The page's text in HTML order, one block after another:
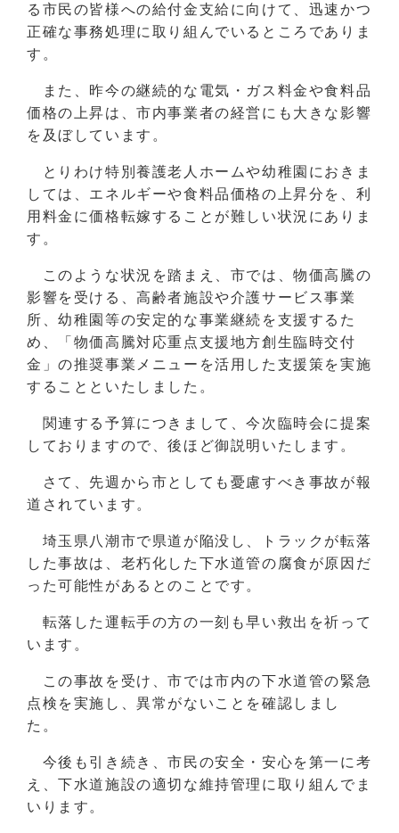
る市民の皆様への給付金支給に向けて、迅速かつ
正確な事務処理に取り組んでいるところでありま
す。
また、昨今の継続的な電気・ガス料金や食料品
価格の上昇は、市内事業者の経営にも大きな影響
を及ぼしています。
とりわけ特別養護老人ホームや幼稚園におきま
しては、エネルギーや食料品価格の上昇分を、利
用料金に価格転嫁することが難しい状況にありま
す。
このような状況を踏まえ、市では、物価高騰の
影響を受ける、高齢者施設や介護サービス事業
所、幼稚園等の安定的な事業継続を支援するた
め、「物価高騰対応重点支援地方創生臨時交付
金」の推奨事業メニューを活用した支援策を実施
することといたしました。
関連する予算につきまして、今次臨時会に提案
しておりますので、後ほど御説明いたします。
さて、先週から市としても憂慮すべき事故が報
道されています。
埼玉県八潮市で県道が陥没し、トラックが転落
した事故は、老朽化した下水道管の腐食が原因だ
った可能性があるとのことです。
転落した運転手の方の一刻も早い救出を祈って
います。
この事故を受け、市では市内の下水道管の緊急
点検を実施し、異常がないことを確認しまし
た。
今後も引き続き、市民の安全・安心を第一に考
え、下水道施設の適切な維持管理に取り組んでま
いります。